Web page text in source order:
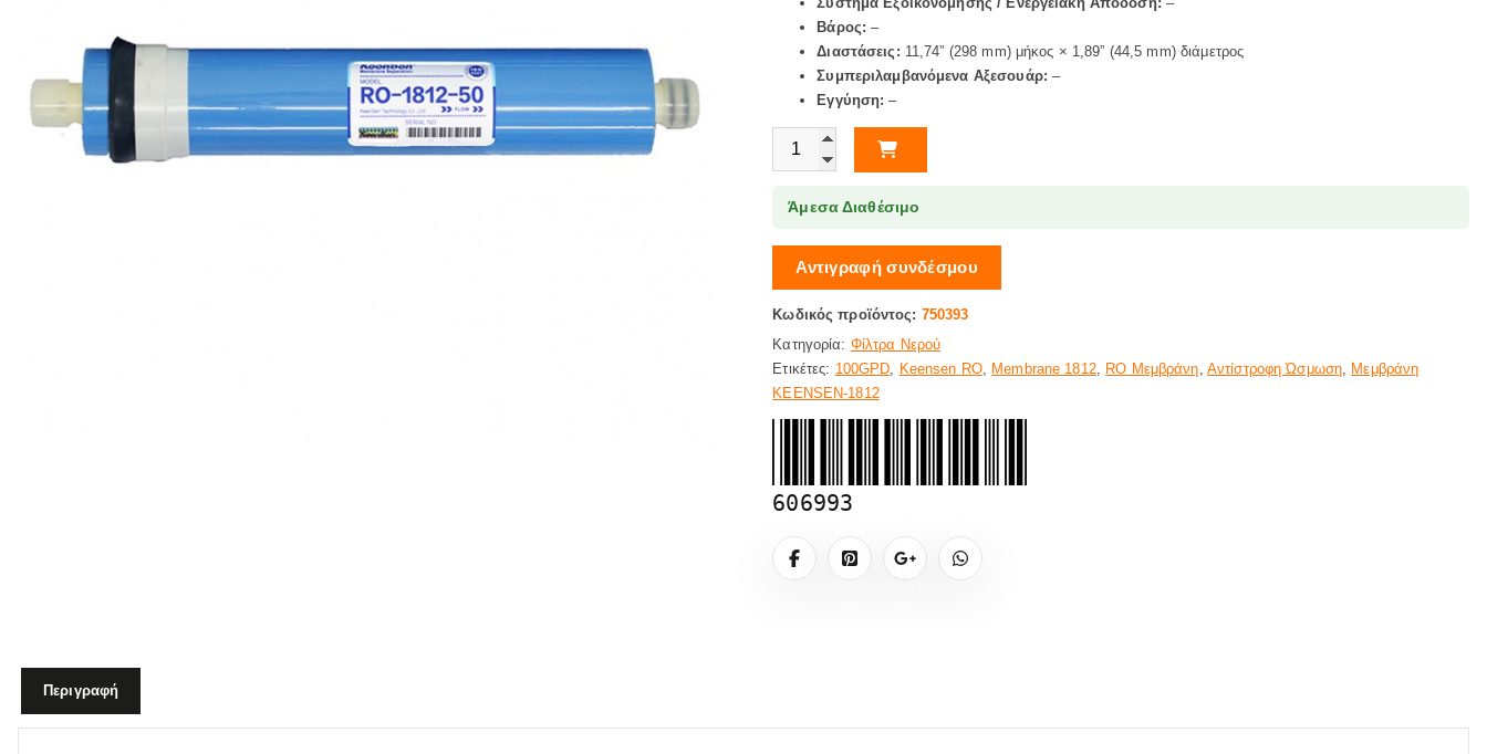
Βάρος:–
Διαστάσεις: 11,74” (298 mm) μήκος × 1,89” (44,5 mm) διάμετρος
Συμπεριλαμβανόμενα Αξεσουάρ:–
Εγγύηση:–
ΜΕΜΒΡΑΝΗ KEENSEN-1812 100GPD ποσότητα
Άμεσα Διαθέσιμο
Αντιγραφή συνδέσμου
Κωδικός προϊόντος: 750393
Κατηγορία: Φίλτρα Νερού
Ετικέτες: 100GPD Keensen RO, Membrane 1812, RO Μεμβράνη Αντίστροφη Ώσμωση Μεμβράνη
KEENSEN-1812
606993
Περιγραφή